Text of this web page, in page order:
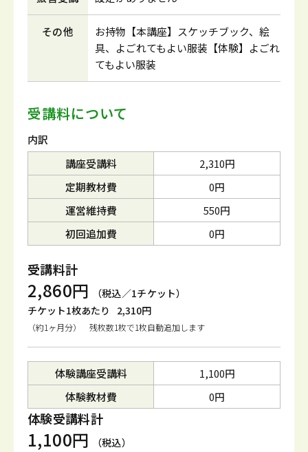
その他
お持物【本講座】スケッチブック、絵
具、よごれてもよい服装【体験】よごれ
てもよい服装
受講料について
内訳
講座受講料
2,310円
定期教材費
0円
運営維持費
550円
初回追加費
0円
受講料計
2,860円
（税込／1チケット）
チケット1枚あたり
2,310円
（約1ヶ月分） 残枚数1枚で1枚自動追加します
体験講座受講料
1,100円
体験教材費
0円
体験受講料計
1,100円 （税込）